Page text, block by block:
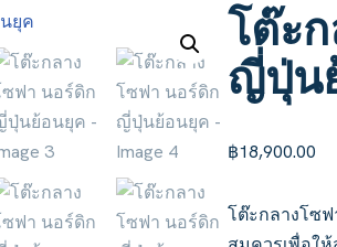
โต๊ะ
ญี่ปุ่น
฿18,900.00
โต๊ะกลางโซ